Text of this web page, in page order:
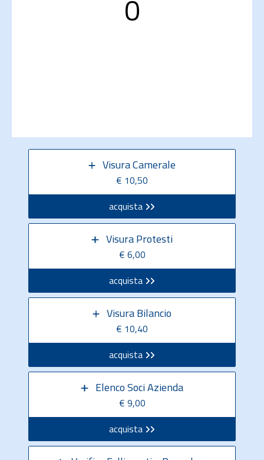
0
Visura Camerale
€ 10,50
acquista
Visura Protesti
€ 6,00
acquista
Visura Bilancio
€ 10,40
acquista
Elenco Soci Azienda
€ 9,00
acquista